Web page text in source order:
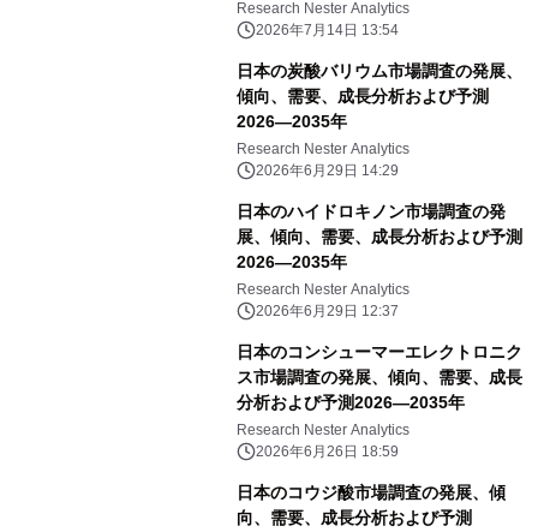
Research Nester Analytics
2026年7月14日 13:54
日本の炭酸バリウム市場調査の発展、
傾向、需要、成長分析および予測
2026―2035年
Research Nester Analytics
2026年6月29日 14:29
日本のハイドロキノン市場調査の発
展、傾向、需要、成長分析および予測
2026―2035年
Research Nester Analytics
2026年6月29日 12:37
日本のコンシューマーエレクトロニク
ス市場調査の発展、傾向、需要、成長
分析および予測2026―2035年
Research Nester Analytics
2026年6月26日 18:59
日本のコウジ酸市場調査の発展、傾
向、需要、成長分析および予測